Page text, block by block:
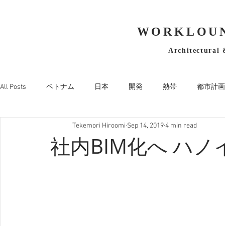
Architectural
All Posts ベトナム 日本 開発 熱帯 都市計画
社内BIM化へ ハノ
Tekemori Hiroomi Sep 14, 20194 min read